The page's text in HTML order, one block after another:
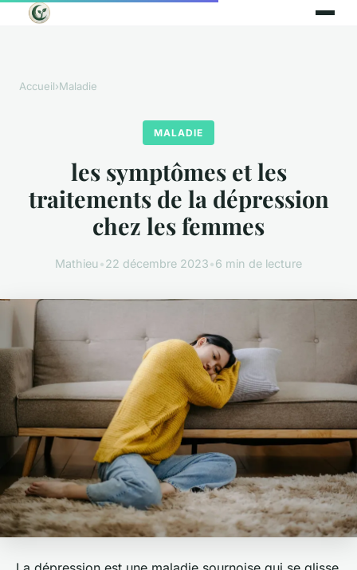
Accueil›Maladie
MALADIE
les symptômes et les
traitements de la dépression
chez les femmes
Mathieu•22 décembre 2023•6 min de lecture